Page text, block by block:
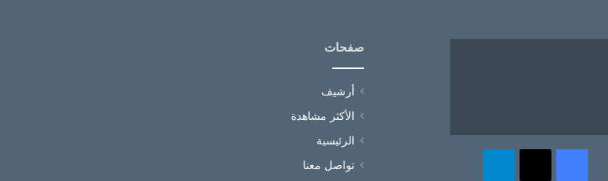
صفحات
أرشيف
الأكثر مشاهدة
الرئيسية
تواصل معنا